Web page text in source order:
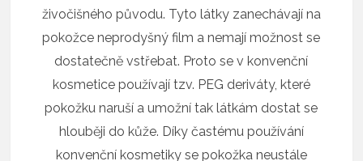
živočišného původu. Tyto látky zanechávají na
pokožce neprodyšný film a nemají možnost se
dostatečně vstřebat. Proto se v konvenční
kosmetice používají tzv. PEG deriváty, které
pokožku naruší a umožní tak látkám dostat se
hlouběji do kůže. Díky častému používání
konvenční kosmetiky se pokožka neustále